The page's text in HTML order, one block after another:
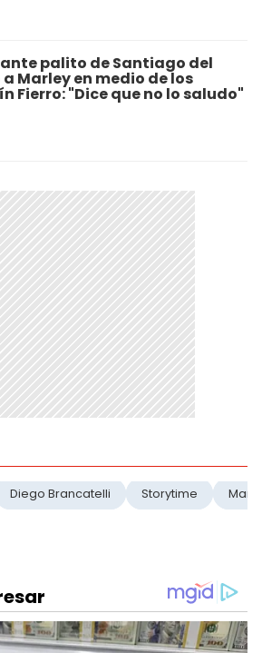
palito de Santiago del
a Marley en medio de los
Fierro: "Dice que no lo saludo"
Diego Brancatelli Storytime